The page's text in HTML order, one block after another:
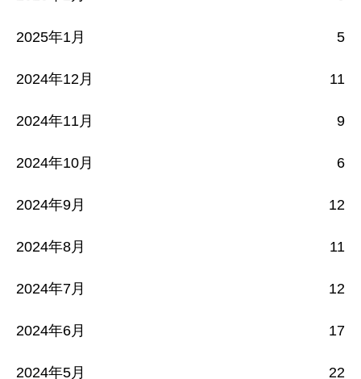
2025年1月 5
2024年12月 11
2024年11月 9
2024年10月 6
2024年9月 12
2024年8月 11
2024年7月 12
2024年6月 17
2024年5月 22